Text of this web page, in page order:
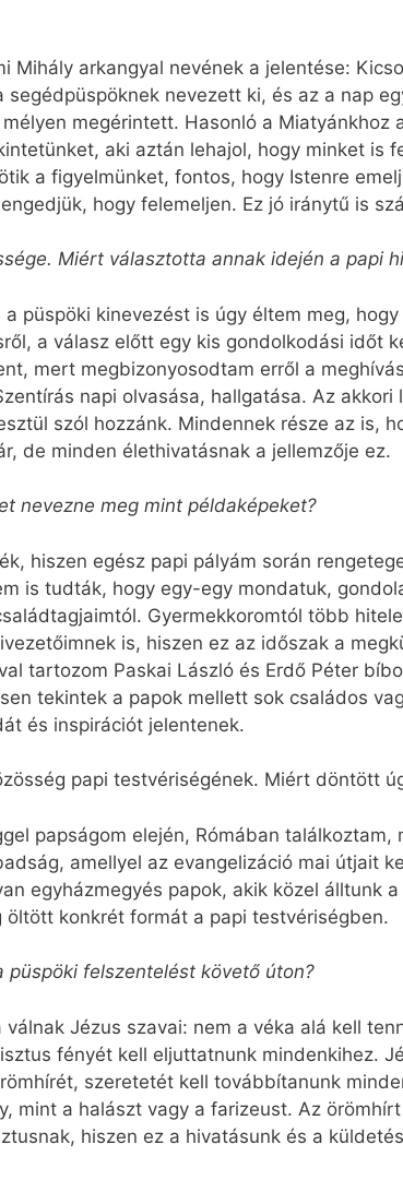
Mihály arkangyal nevének a jelentése:
nevezett ki, és az a nap
megérintett. Hasonló a
aki aztán lehajol, hogy minket is
a figyelmünket, fontos, hogy Istenre
hogy felemeljen. Ez jó iránytű is
Miért választotta annak idején a papi
püspöki kinevezést is úgy éltem meg,
a válasz előtt egy kis gondolkodási időt
mert megbizonyosodtam erről a
napi olvasása, hallgatása. Az
szól hozzánk. Mindennek része az is,
de minden élethivatásnak a jellemzője ez.
nevezne meg mint példaképeket?
hiszen egész papi pályám során
is tudták, hogy egy-egy mondatuk,
Gyermekkoromtól több
is, hiszen ez az időszak a
tartozom Paskai László és Erdő Péter
tekintek a papok mellett sok családos
és inspirációt jelentenek.
papi testvériségének. Miért döntött
papságom elején, Rómában
amellyel az evangelizáció mai útjait
egyházmegyés papok, akik közel álltunk
konkrét formát a papi testvériségben.
felszentelést követő úton?
Jézus szavai: nem a véka alá kell
fényét kell eljuttatnunk mindenkihez.
szeretetét kell továbbítanunk
mint a halászt vagy a farizeust. Az
hiszen ez a hivatásunk és a